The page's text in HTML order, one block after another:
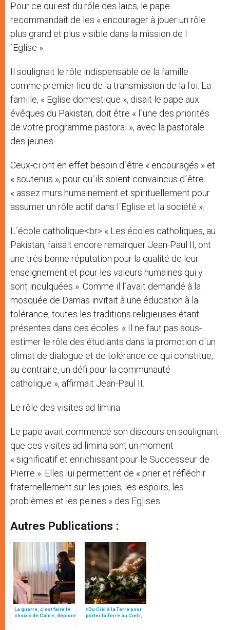
Pour ce qui est du rôle des laïcs, le pape
recommandait de les « encourager à jouer un rôle
plus grand et plus visible dans la mission de l
´Eglise ».
Il soulignait le rôle indispensable de la famille
comme premier lieu de la transmission de la foi. La
famille, « Eglise domestique », disait le pape aux
évêques du Pakistan, doit être « l´une des priorités
de votre programme pastoral », avec la pastorale
des jeunes.
Ceux-ci ont en effet besoin d´être « encouragés » et
« soutenus », pour qu´ils soient convaincus d´être
« assez murs humainement et spirituellement pour
assumer un rôle actif dans l´Eglise et la société ».
L´école catholique<br> « Les écoles catholiques, au
Pakistan, faisait encore remarquer Jean-Paul II, ont
une très bonne réputation pour la qualité de leur
enseignement et pour les valeurs humaines qui y
sont inculquées ». Comme il l´avait demandé à la
mosquée de Damas invitait à une éducation à la
tolérance, toutes les traditions religieuses étant
présentes dans ces écoles. « Il ne faut pas sous-
estimer le rôle des étudiants dans la promotion d´un
climat de dialogue et de tolérance ce qui constitue,
au contraire, un défi pour la communauté
catholique », affirmait Jean-Paul II.
Le rôle des visites ad limina
Le pape avait commencé son discours en soulignant
que ces visites ad limina sont un moment
« significatif et enrichissant pour le Successeur de
Pierre ». Elles lui permettent de « prier et réfléchir
fraternellement sur les joies, les espoirs, les
problèmes et les peines » des Eglises.
Autres Publications :
La guerre, c’est faire le
choix « de Caïn », déplore
«Du Ciel à la Terre pour
porter la Terre au Ciel»,